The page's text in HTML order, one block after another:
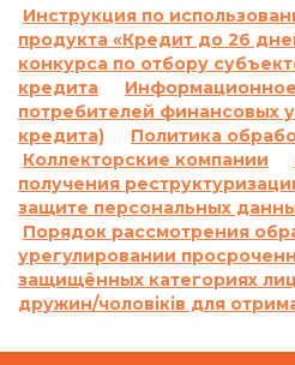
Кредита в
требовать, а Заемщик
Проценты
просроченные проценты
Кредитодатель не
Совокупная сумма
исполнения
Инструкция по
продукта «Кредит до 26
конкурса по отбору
кредита
потребителей финансовых
кредита)
Политика
Коллекторские компании
получения
защите персональных
Порядок рассмотрения
урегулировании
защищённых категориях
дружин/чоловіків для